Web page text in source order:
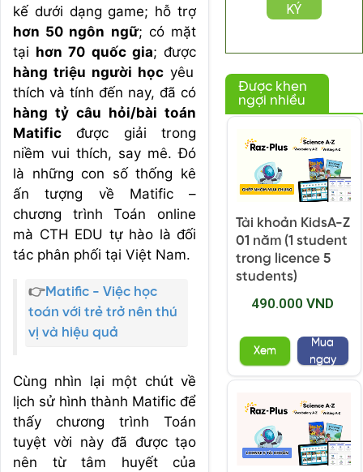
kế dưới dạng game; hỗ trợ
hơn 50 ngôn ngữ; có mặt
tại hơn 70 quốc gia; được
hàng triệu người học yêu
thích và tính đến nay, đã có
hàng tỷ câu hỏi/bài toán
Matific được giải trong
niềm vui thích, say mê. Đó
là những con số thống kê
ấn tượng về Matific –
chương trình Toán online
mà CTH EDU tự hào là đối
tác phân phối tại Việt Nam.
👉Matific - Việc học
toán với trẻ trở nên thú
vị và hiệu quả
Cùng nhìn lại một chút về
lịch sử hình thành Matific để
thấy chương trình Toán
tuyệt vời này đã được tạo
nên từ tâm huyết của
Được khen
ngợi nhiều
Tài khoản KidsA-Z
01 năm (1 student
trong licence 5
students)
490.000 VND
Xem
Mua
ngay